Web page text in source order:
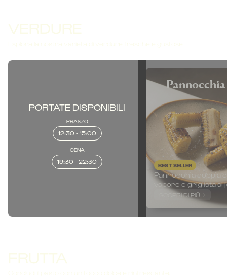
VERDURE
PORTATE DISPONIBILI
PRANZO
12:30 - 15:00
CENA
19:30 - 22:30
BEST SELLER
Pannocchia doppia
vapore e grigliata al
SCOPRI DI PIÙ
FRUTTA